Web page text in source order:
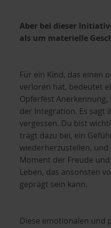
Aber bei dieser
als um materielle
Für ein Kind, das einen
verloren hat, bedeutet
Opferfest
der Integration. Es sagt
vergessen. Du bist
trägt dazu bei, ein
wiederherzustellen,
Moment der Freude
Leben, das ansonsten
geprägt sein kann.
Diese emotionalen und